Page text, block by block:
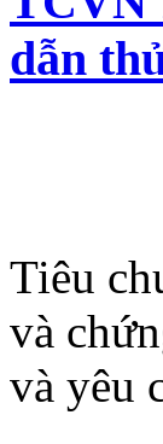
dẫn
Tiêu
và
và yêu